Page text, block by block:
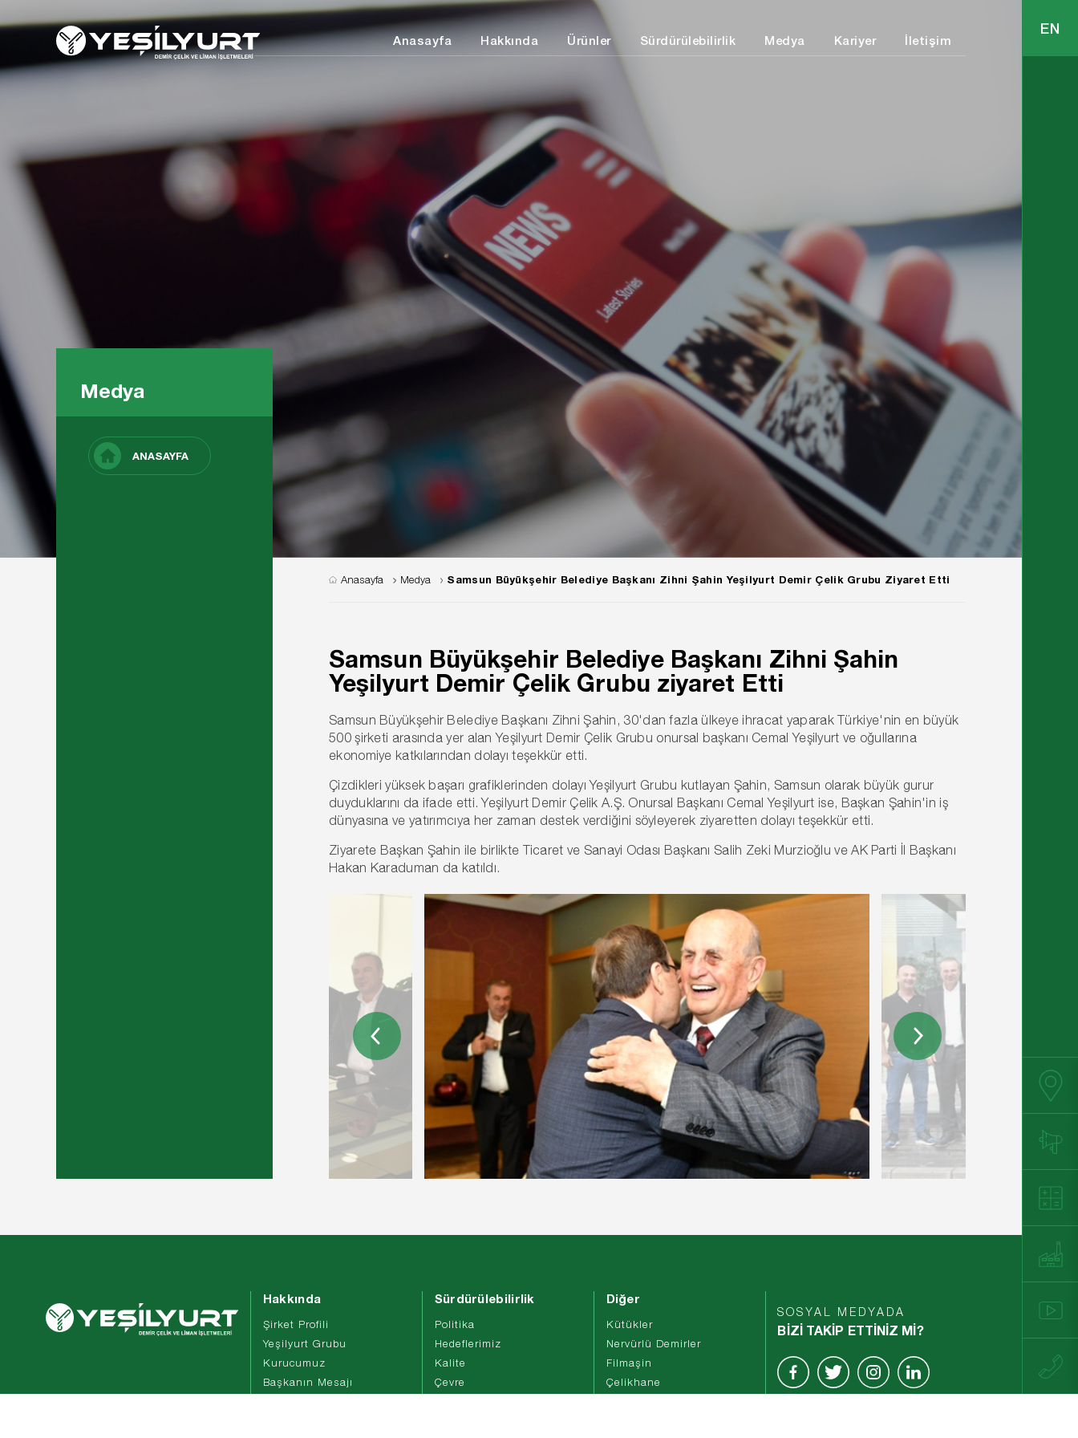
Anasayfa Hakkında Ürünler Sürdürülebilirlik Medya Kariyer İletişim
EN
Medya
ANASAYFA
Anasayfa Medya Samsun Büyükşehir Belediye Başkanı Zihni Şahin Yeşilyurt Demir Çelik Grubu Ziyaret Etti
Samsun Büyükşehir Belediye Başkanı Zihni Şahin
Yeşilyurt Demir Çelik Grubu ziyaret Etti
Samsun Büyükşehir Belediye Başkanı Zihni Şahin, 30'dan fazla ülkeye ihracat yaparak Türkiye'nin en büyük
500 şirketi arasında yer alan Yeşilyurt Demir Çelik Grubu onursal başkanı Cemal Yeşilyurt ve oğullarına
ekonomiye katkılarından dolayı teşekkür etti.
Çizdikleri yüksek başarı grafiklerinden dolayı Yeşilyurt Grubu kutlayan Şahin, Samsun olarak büyük gurur
duyduklarını da ifade etti. Yeşilyurt Demir Çelik A.Ş. Onursal Başkanı Cemal Yeşilyurt ise, Başkan Şahin'in iş
dünyasına ve yatırımcıya her zaman destek verdiğini söyleyerek ziyaretten dolayı teşekkür etti.
Ziyarete Başkan Şahin ile birlikte Ticaret ve Sanayi Odası Başkanı Salih Zeki Murzioğlu ve AK Parti İl Başkanı
Hakan Karaduman da katıldı.
Hakkında
Şirket Profili
Yeşilyurt Grubu
Kurucumuz
Başkanın Mesajı
Sürdürülebilirlik
Politika
Hedeflerimiz
Kalite
Çevre
Diğer
Kütükler
Nervürlü Demirler
Filmaşin
Çelikhane
SOSYAL MEDYADA
BİZİ TAKİP ETTİNİZ Mİ?